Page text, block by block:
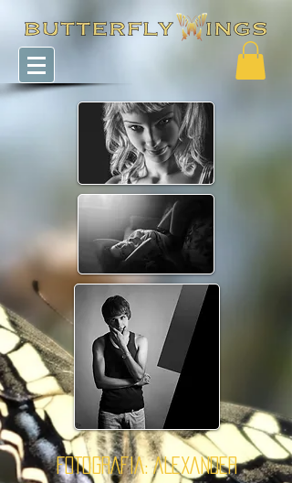
FOTOGRAFIA: ALEXANDER